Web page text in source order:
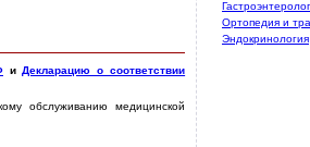
иДекларацию о соответствии
обслуживанию медицинской
Ортопедия и
Эндокринология